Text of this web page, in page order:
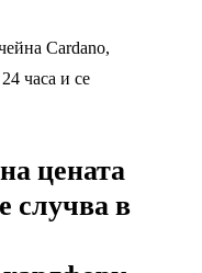
Cardano,
часа и се
цената
случва в